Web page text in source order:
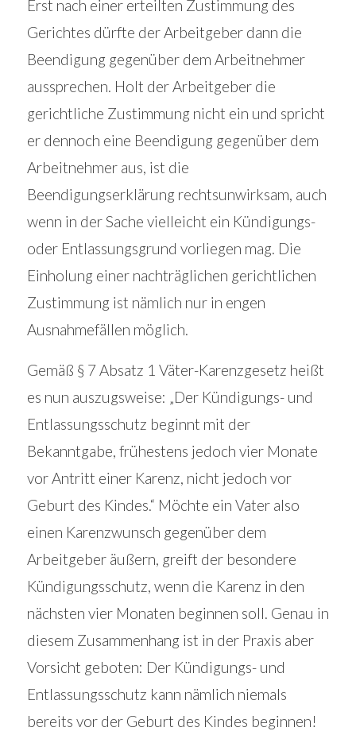
Erst nach einer erteilten Zustimmung des
Gerichtes dürfte der Arbeitgeber dann die
Beendigung gegenüber dem Arbeitnehmer
aussprechen. Holt der Arbeitgeber die
gerichtliche Zustimmung nicht ein und spricht
er dennoch eine Beendigung gegenüber dem
Arbeitnehmer aus, ist die
Beendigungserklärung rechtsunwirksam, auch
wenn in der Sache vielleicht ein Kündigungs-
oder Entlassungsgrund vorliegen mag. Die
Einholung einer nachträglichen gerichtlichen
Zustimmung ist nämlich nur in engen
Ausnahmefällen möglich.
Gemäß § 7 Absatz 1 Väter-Karenzgesetz heißt
es nun auszugsweise: „Der Kündigungs- und
Entlassungsschutz beginnt mit der
Bekanntgabe, frühestens jedoch vier Monate
vor Antritt einer Karenz, nicht jedoch vor
Geburt des Kindes.“ Möchte ein Vater also
einen Karenzwunsch gegenüber dem
Arbeitgeber äußern, greift der besondere
Kündigungsschutz, wenn die Karenz in den
nächsten vier Monaten beginnen soll. Genau in
diesem Zusammenhang ist in der Praxis aber
Vorsicht geboten: Der Kündigungs- und
Entlassungsschutz kann nämlich niemals
bereits vor der Geburt des Kindes beginnen!